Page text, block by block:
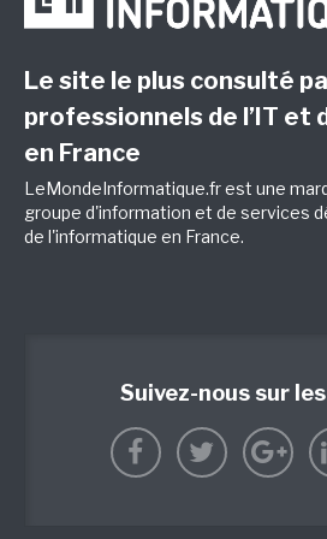
Le site le plus consulté
professionnels de l’IT et
en France
LeMondeInformatique.fr est une
groupe d'information et de services
de l'informatique en France.
Suivez-nous sur